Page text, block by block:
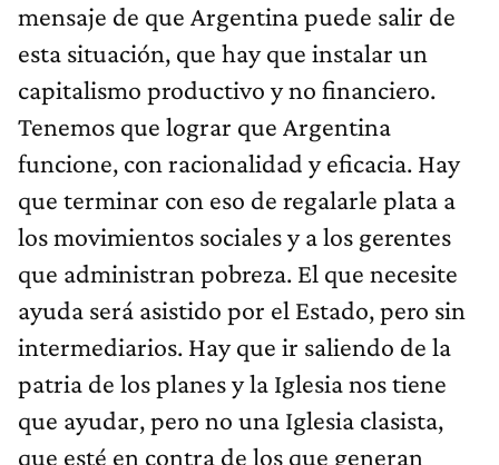
mensaje de que Argentina puede salir de
esta situación, que hay que instalar un
capitalismo productivo y no financiero.
Tenemos que lograr que Argentina
funcione, con racionalidad y eficacia. Hay
que terminar con eso de regalarle plata a
los movimientos sociales y a los gerentes
que administran pobreza. El que necesite
ayuda será asistido por el Estado, pero sin
intermediarios. Hay que ir saliendo de la
patria de los planes y la Iglesia nos tiene
que ayudar, pero no una Iglesia clasista,
que esté en contra de los que generan